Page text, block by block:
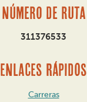
Número de ruta
311376533
ENLACES RÁPIDOS
Carreras